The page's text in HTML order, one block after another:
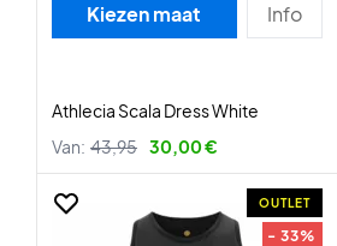
Kiezen maat Info
Athlecia Scala Dress White
Van: 43,95 30,00 €
OUTLET
- 33%